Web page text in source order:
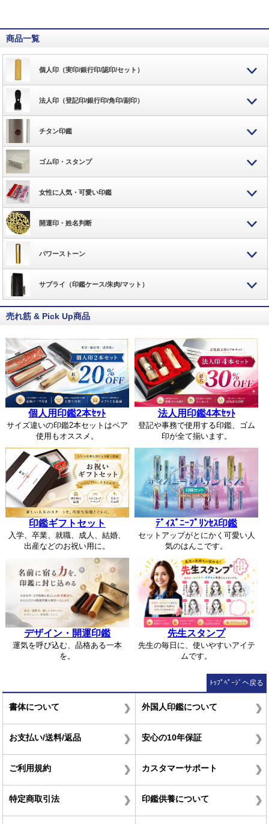
商品一覧
個人印（実印/銀行印/認印/セット）
法人印（登記印/銀行印/角印/副印）
チタン印鑑
ゴム印・スタンプ
女性に人気・可愛い印鑑
開運印・姓名判断
パワーストーン
サプライ（印鑑ケース/朱肉/マット）
売れ筋 & Pick Up商品
個人用印鑑2本ｾｯﾄ
サイズ違いの印鑑2本セットはペア
使用もオススメ。
法人用印鑑4本ｾｯﾄ
登記や事務で使用する印鑑、ゴム
印が全て揃います。
印鑑ギフトセット
入学、卒業、就職、成人、結婚、
出産などのお祝い用に。
ﾃﾞｨｽﾞﾆｰﾌﾟﾘﾝｾｽ印鑑
セットアップがとにかく可愛い人
気のはんこです。
デザイン・開運印鑑
運気を呼び込む、品格ある一本
を。
先生スタンプ
先生の毎日に、使いやすいアイテ
ムです。
ﾄｯﾌﾟﾍﾟｰｼﾞへ戻る
書体について 外国人印鑑について
お支払い/送料/返品 安心の10年保証
ご利用規約 カスタマーサポート
特定商取引法 印鑑供養について